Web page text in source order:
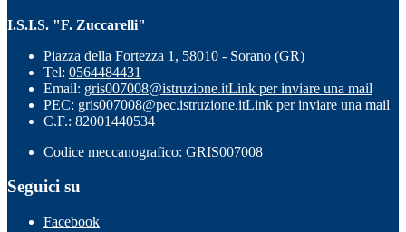
I.S.I.S. "F. Zuccarelli"
Piazza della Fortezza 1, 58010 - Sorano (GR)
Tel: 0564484431
Email: gris007008@istruzione.itLink per inviare una mail
PEC: gris007008@pec.istruzione.itLink per inviare una mail
C.F.: 82001440534
Codice meccanografico: GRIS007008
Seguici su
Facebook